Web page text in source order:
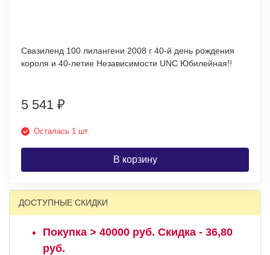
Свазиленд 100 лилангени 2008 г 40-й день рождения
короля и 40-летие Независимости UNC Юбилейная!!
5 541 ₽
Осталась 1 шт.
В корзину
ДОСТУПНЫЕ СКИДКИ
Покупка > 40000 руб. Скидка - 36,80
руб.